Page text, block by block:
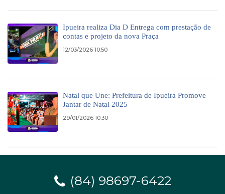
Ipueira realiza Dia D Entrega com prestação de
contas e projeto da nova Praça
12/03/2026 10:50
Natal que Une: Prefeitura de Ipueira Promove
Jantar de Natal 2025
29/01/2026 10:30
(84) 98697-6422